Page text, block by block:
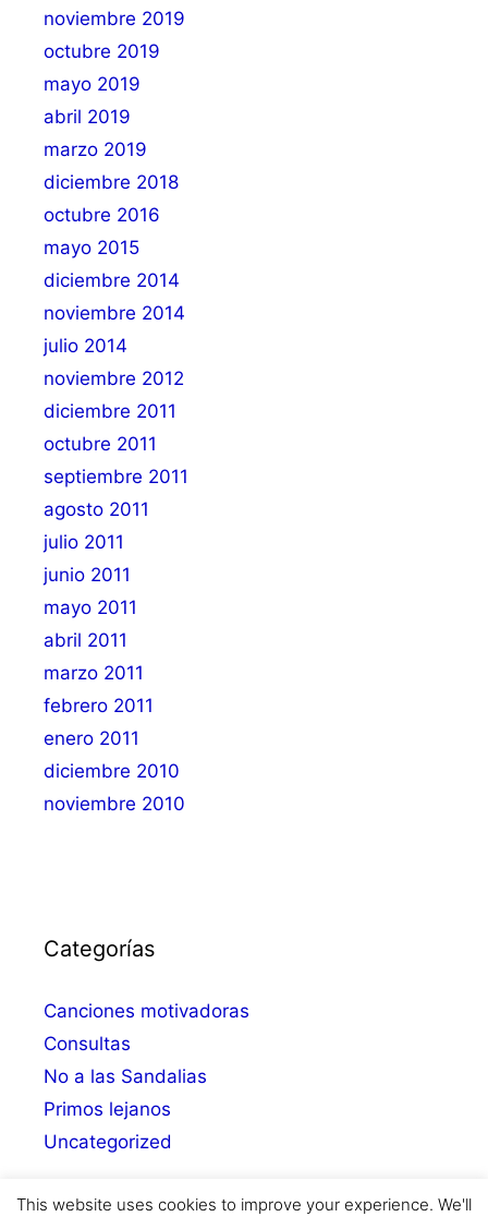
noviembre 2019
octubre 2019
mayo 2019
abril 2019
marzo 2019
diciembre 2018
octubre 2016
mayo 2015
diciembre 2014
noviembre 2014
julio 2014
noviembre 2012
diciembre 2011
octubre 2011
septiembre 2011
agosto 2011
julio 2011
junio 2011
mayo 2011
abril 2011
marzo 2011
febrero 2011
enero 2011
diciembre 2010
noviembre 2010
Categorías
Canciones motivadoras
Consultas
No a las Sandalias
Primos lejanos
Uncategorized
This website uses cookies to improve your experience. We'll